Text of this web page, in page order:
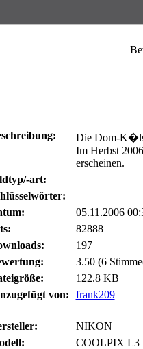
Die Dom-
Im Herbst
erscheinen.
art:
05.11.2006
82888
197
3.50 (6
122.8 KB
von:
frank209
NIKON
COOLPIX L3